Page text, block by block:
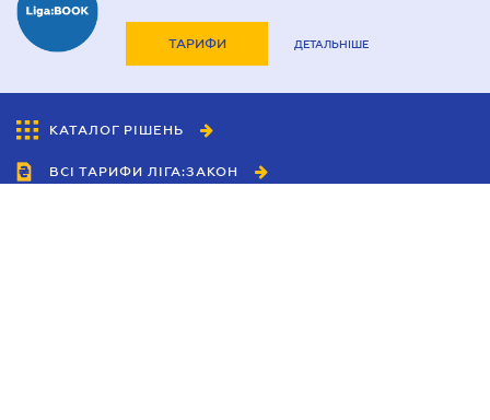
ТАРИФИ ДЕТАЛЬНІШЕ
КАТАЛОГ РІШЕНЬ
ВСІ ТАРИФИ ЛІГА:ЗАКОН